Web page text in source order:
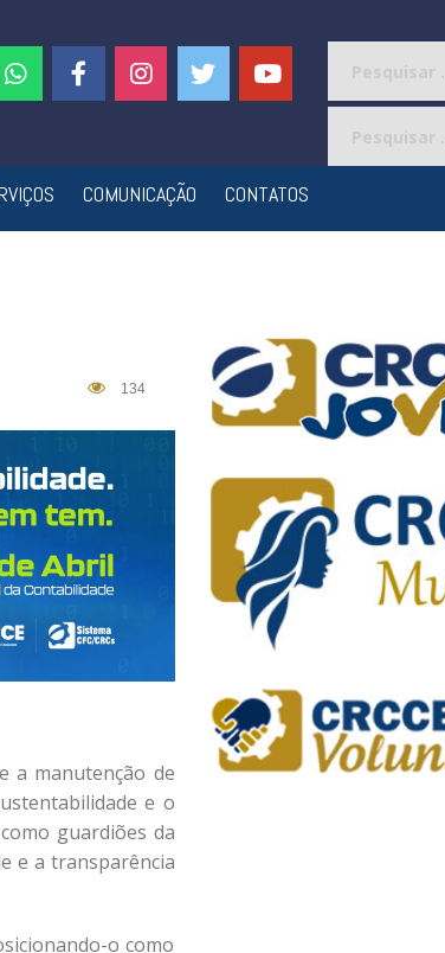
COMUNICAÇÃO CONTATOS
134
a manutenção de
e o
guardiões da
e a transparência
o como